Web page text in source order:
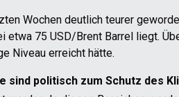
Wochen deutlich teurer
etwa 75 USD/Brent Barrel liegt.
Niveau erreicht hätte.
politisch zum Schutz des